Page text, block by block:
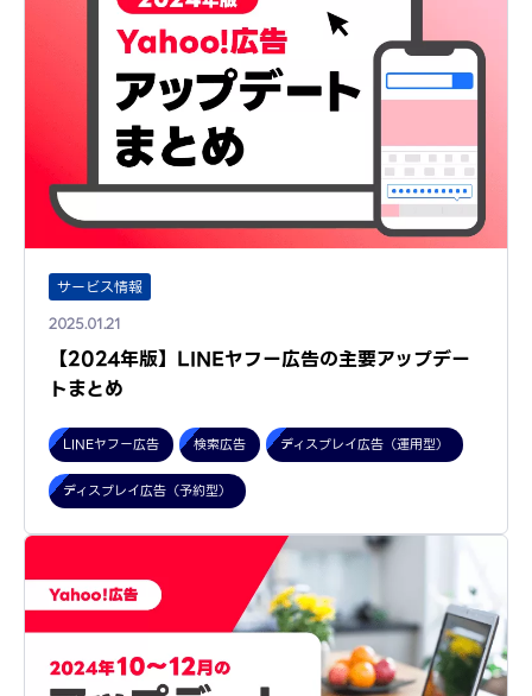
サービス情報
2025.01.21
【2024年版】LINEヤフー広告の主要アップデー
トまとめ
LINEヤフー広告 検索広告 ディスプレイ広告（運用型）
ディスプレイ広告（予約型）